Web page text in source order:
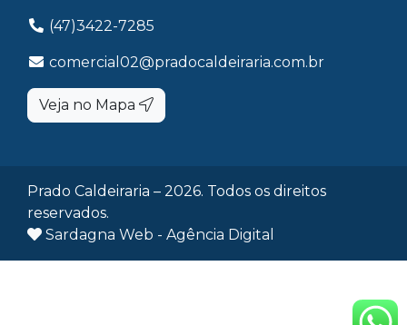
(47)3422-7285
comercial02@pradocaldeiraria.com.br
Veja no Mapa
Prado Caldeiraria – 2026. Todos os direitos
reservados.
Sardagna Web - Agência Digital